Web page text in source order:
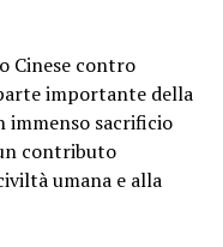
Cinese contro
importante della
immenso sacrificio
contributo
umana e alla